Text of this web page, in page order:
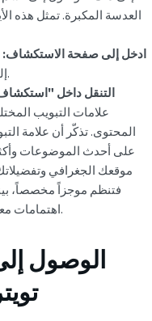
العدسة المكبرة. تمثل هذه
ادخل إلى صفحة الاستكشاف:
إلى نقلك إلى صفحة الاستكشاف.
التنقل داخل
علامات التبويب
المحتوى. تذكّر أن علامة
على أحدث الموضوعات
موقعك الجغرافي
فتنظم موجزاً مخصصاً،
اهتمامات معينة مثل الأخبار والرياضة وغيرها.